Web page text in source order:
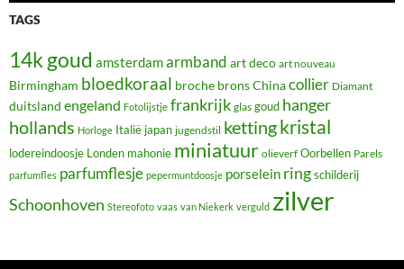
TAGS
14k goud amsterdamarmband art deco art nouveau
Birmingham bloedkoraal broche bronsChinacollier Diamant
duitsland engeland Fotolijstje frankrijk glas goud hanger
hollands Horloge Italië japan jugendstil kettingkristal
lodereindoosje Londen mahonie miniatuur olieverf Oorbellen Parels
parfumfles parfumflesje pepermuntdoosje porselein ringschilderij
Schoonhoven Stereofoto vaas van Niekerk verguld zilver